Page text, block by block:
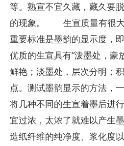
等。熟宣不宜久藏，藏久要
的现象。
生宣质量有很
重要标准是墨韵的显示度，即
优质的生宣具有“泼墨处，豪
鲜艳；淡墨处，层次分明；
点。测试墨韵显示的方法，
将几种不同的生宣着墨后进
宜过浓，太浓了就难以产生
造纸纤维的纯净度、浆化度